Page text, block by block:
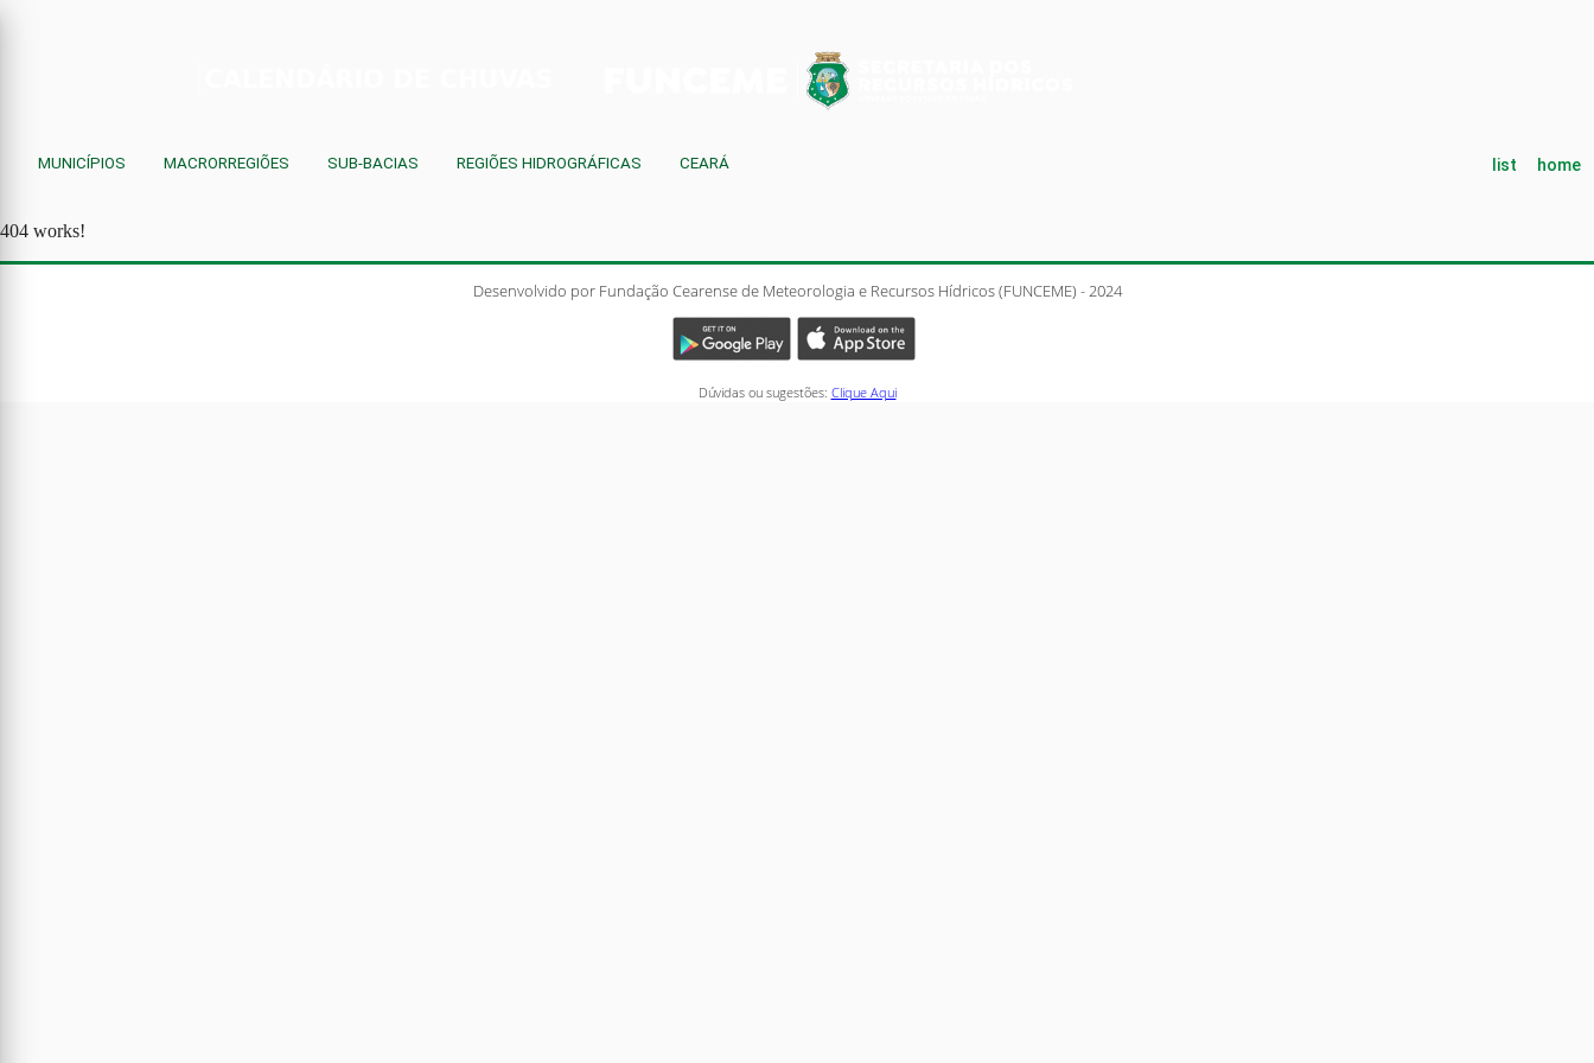
MUNICÍPIOS MACRORREGIÕES SUB-BACIAS REGIÕES HIDROGRÁFICAS CEARÁ list home
404 works!
Desenvolvido por Fundação Cearense de Meteorologia e Recursos Hídricos (FUNCEME) - 2024
Dúvidas ou sugestões: Clique Aqui